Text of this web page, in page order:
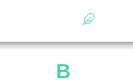
В